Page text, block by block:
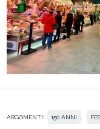
ARGOMENTI: 150 ANNI